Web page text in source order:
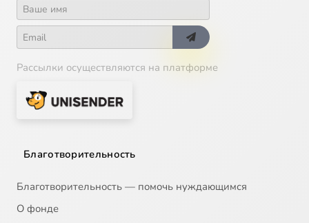
Рассылки осуществляются на платформе
Благотворительность
Благотворительность — помочь нуждающимся
О фонде